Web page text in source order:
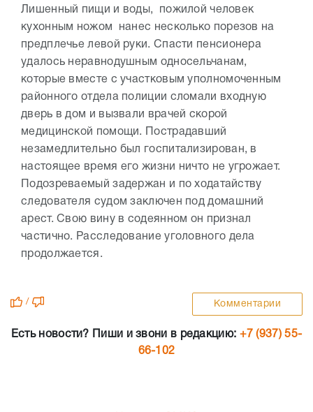
Лишенный пищи и воды, пожилой человек
кухонным ножом нанес несколько порезов на
предплечье левой руки. Спасти пенсионера
удалось неравнодушным односельчанам,
которые вместе с участковым уполномоченным
районного отдела полиции сломали входную
дверь в дом и вызвали врачей скорой
медицинской помощи. Пострадавший
незамедлительно был госпитализирован, в
настоящее время его жизни ничто не угрожает.
Подозреваемый задержан и по ходатайству
следователя судом заключен под домашний
арест. Свою вину в содеянном он признал
частично. Расследование уголовного дела
продолжается.
/ Комментарии
Есть новости? Пиши и звони в редакцию: +7 (937) 55-
66-102